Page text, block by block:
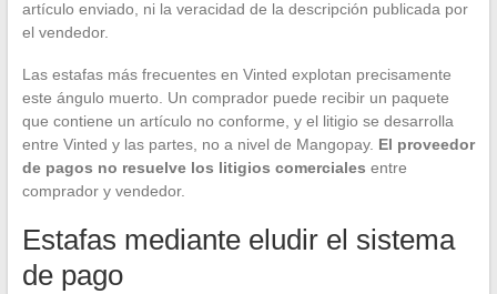
artículo enviado, ni la veracidad de la descripción publicada por
el vendedor.
Las estafas más frecuentes en Vinted explotan precisamente
este ángulo muerto. Un comprador puede recibir un paquete
que contiene un artículo no conforme, y el litigio se desarrolla
entre Vinted y las partes, no a nivel de Mangopay. El proveedor
de pagos no resuelve los litigios comerciales entre
comprador y vendedor.
Estafas mediante eludir el sistema
de pago